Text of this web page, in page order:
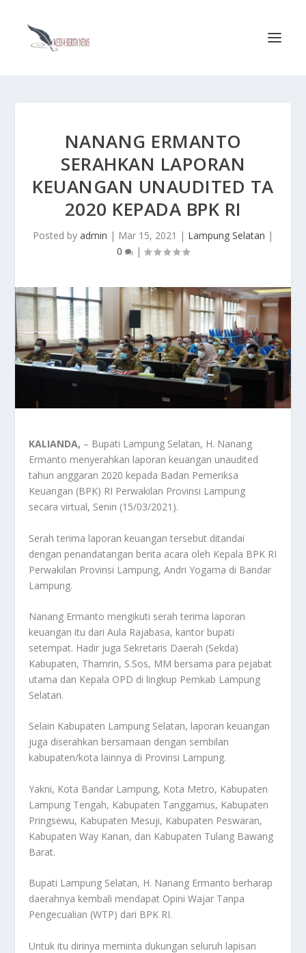
NANANG ERMANTO
SERAHKAN LAPORAN
KEUANGAN UNAUDITED TA
2020 KEPADA BPK RI
Posted by admin | Mar 15, 2021 | Lampung Selatan |
0
|
KALIANDA, – Bupati Lampung Selatan, H. Nanang
Ermanto menyerahkan laporan keuangan unaudited
tahun anggaran 2020 kepada Badan Pemeriksa
Keuangan (BPK) RI Perwakilan Provinsi Lampung
secara virtual, Senin (15/03/2021).
Serah terima laporan keuangan tersebut ditandai
dengan penandatangan berita acara oleh Kepala BPK RI
Perwakilan Provinsi Lampung, Andri Yogama di Bandar
Lampung.
Nanang Ermanto mengikuti serah terima laporan
keuangan itu dari Aula Rajabasa, kantor bupati
setempat. Hadir juga Sekretaris Daerah (Sekda)
Kabupaten, Thamrin, S.Sos, MM bersama para pejabat
utama dan Kepala OPD di lingkup Pemkab Lampung
Selatan.
Selain Kabupaten Lampung Selatan, laporan keuangan
juga diserahkan bersamaan dengan sembilan
kabupaten/kota lainnya di Provinsi Lampung.
Yakni, Kota Bandar Lampung, Kota Metro, Kabupaten
Lampung Tengah, Kabupaten Tanggamus, Kabupaten
Pringsewu, Kabupaten Mesuji, Kabupaten Peswaran,
Kabupaten Way Kanan, dan Kabupaten Tulang Bawang
Barat.
Bupati Lampung Selatan, H. Nanang Ermanto berharap
daerahnya kembali mendapat Opini Wajar Tanpa
Pengecualian (WTP) dari BPK RI.
Untuk itu dirinya meminta dukungan seluruh lapisan